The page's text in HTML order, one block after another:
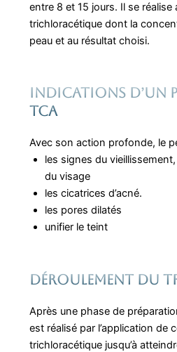
entre 8 et 15 jours. Il se réalise
trichloracétique dont la
peau et au résultat choisi.
Indications d’un
TCA
Avec son action profonde, le
les signes du
du visage
les cicatrices d’acné.
les pores dilatés
unifier le teint
DÉROULEMENT DU
Après une phase de
est réalisé par l’application de
trichloracétique jusqu’à